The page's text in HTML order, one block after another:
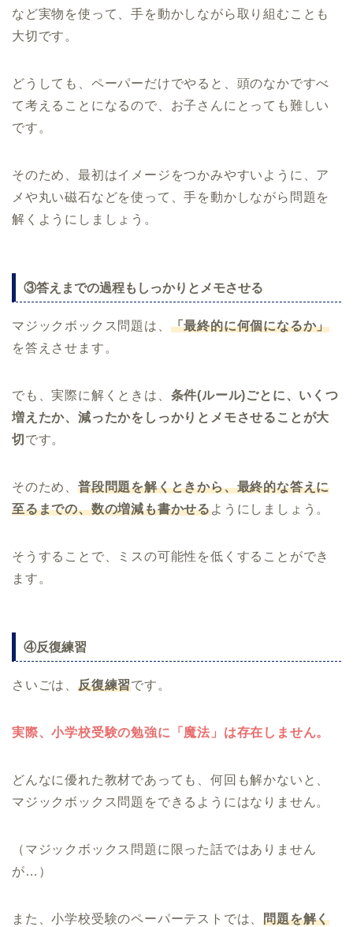
など実物を使って、手を動かしながら取り組むことも
大切です。
どうしても、ペーパーだけでやると、頭のなかですべ
て考えることになるので、お子さんにとっても難しい
です。
そのため、最初はイメージをつかみやすいように、ア
メや丸い磁石などを使って、手を動かしながら問題を
解くようにしましょう。
③答えまでの過程もしっかりとメモさせる
マジックボックス問題は、 「最終的に何個になるか」
を答えさせます。
でも、実際に解くときは、 条件(ルール)ごとに、いくつ
増えたか、減ったかをしっかりとメモさせることが大
切 です。
そのため、 普段問題を解くときから、最終的な答えに
至るまでの、数の増減も書かせるようにしましょう。
そうすることで、ミスの可能性を低くすることができ
ます。
④反復練習
さいごは、 反復練習です。
実際、小学校受験の勉強に「魔法」は存在しません。
どんなに優れた教材であっても、何回も解かないと、
マジックボックス問題をできるようにはなりません。
（マジックボックス問題に限った話ではありません
が…）
また、小学校受験のペーパーテストでは、問題を解く